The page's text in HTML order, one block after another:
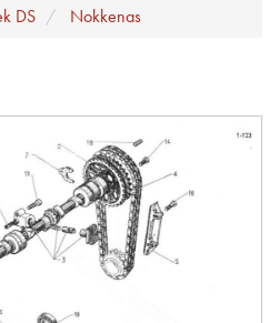
DS Nokkenas